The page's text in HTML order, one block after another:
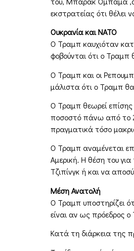
εκστρατείας ότι
Ουκρανία και ΝΑΤΟ
Ο Τραμπ καυχιόταν
φοβούνται ότι ο Τραμπ
Ο Τραμπ και οι
μάλιστα ότι ο Τραμπ
Ο Τραμπ θεωρεί επίσης
ποσοστό πάνω από το
πραγματικά τόσο
Ο Τραμπ αναμένεται
Αμερική. Η θέση του
Τζιπίνγκ ή και να
Μέση Ανατολή
Ο Τραμπ υποστηρίζει
είναι αν ως πρόεδρος
Κατά τη διάρκεια της